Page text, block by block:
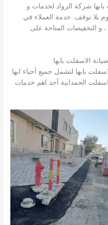
شركة الرواد لخدمات و
بلا توقف. خدمة العملاء في
و التخفيضات المتاحة على
بابها لتشمل جميع أحياء ابها
اسفلت الحمدانية أحد اهم خدمات